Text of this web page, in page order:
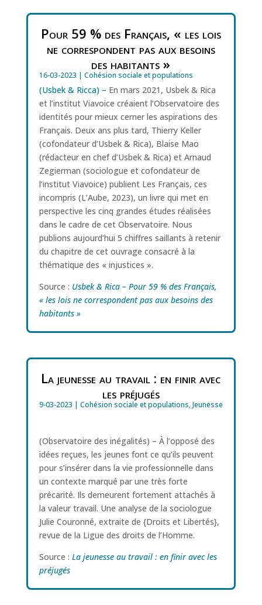
Pour 59 % des Français, « les lois
ne correspondent pas aux besoins
des habitants »
16-03-2023 | Cohésion sociale et populations
(Usbek & Ricca) – En mars 2021, Usbek & Rica
et l’institut Viavoice créaient l’Observatoire des
identités pour mieux cerner les aspirations des
Français. Deux ans plus tard, Thierry Keller
(cofondateur d’Usbek & Rica), Blaise Mao
(rédacteur en chef d’Usbek & Rica) et Arnaud
Zegierman (sociologue et cofondateur de
l’institut Viavoice) publient Les Français, ces
incompris (L’Aube, 2023), un livre qui met en
perspective les cinq grandes études réalisées
dans le cadre de cet Observatoire. Nous
publions aujourd’hui 5 chiffres saillants à retenir
du chapitre de cet ouvrage consacré à la
thématique des « injustices ».
Source : Usbek & Rica – Pour 59 % des Français,
« les lois ne correspondent pas aux besoins des
habitants »
La jeunesse au travail : en finir avec
les préjugés
9-03-2023 | Cohésion sociale et populations,Jeunesse
(Observatoire des inégalités) – À l’opposé des
idées reçues, les jeunes font ce qu’ils peuvent
pour s’insérer dans la vie professionnelle dans
un contexte marqué par une très forte
précarité. Ils demeurent fortement attachés à
la valeur travail. Une analyse de la sociologue
Julie Couronné, extraite de {Droits et Libertés},
revue de la Ligue des droits de l’Homme.
Source : La jeunesse au travail : en finir avec les
préjugés